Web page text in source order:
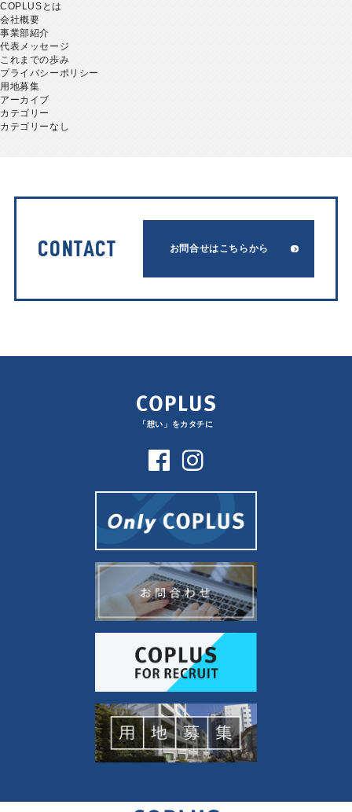
COPLUSとは
会社概要
事業部紹介
代表メッセージ
これまでの歩み
プライバシーポリシー
用地募集
アーカイブ
カテゴリー
カテゴリーなし
CONTACT お問合せはこちらから
「想い」をカタチに